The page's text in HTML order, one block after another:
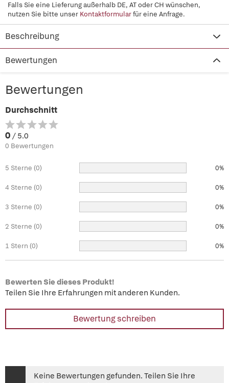
Falls Sie eine Lieferung außerhalb DE, AT oder CH wünschen,
nutzen Sie bitte unser Kontaktformularfür eine Anfrage.
Beschreibung
Bewertungen
Bewertungen
Durchschnitt
0 / 5.0
0 Bewertungen
5 Sterne (0) 0%
4 Sterne (0) 0%
3 Sterne (0) 0%
2 Sterne (0) 0%
1 Stern (0) 0%
Bewerten Sie dieses Produkt!
Teilen Sie Ihre Erfahrungen mit anderen Kunden.
Bewertung schreiben
Keine Bewertungen gefunden. Teilen Sie Ihre